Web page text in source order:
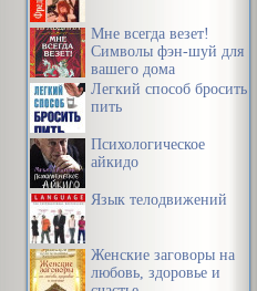
Мне всегда везет!
Символы фэн-шуй для
вашего дома
Легкий способ бросить
пить
Психологическое
айкидо
Язык телодвижений
Женские заговоры на
любовь, здоровье и